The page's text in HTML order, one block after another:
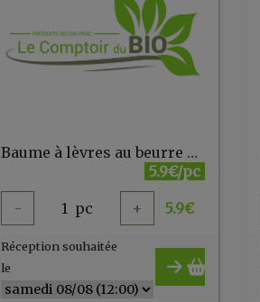
Baume à lèvres au beurre de karité - Comme Avant
5.9€/pc
- 1 pc + 5.9€
Réception souhaitée
le